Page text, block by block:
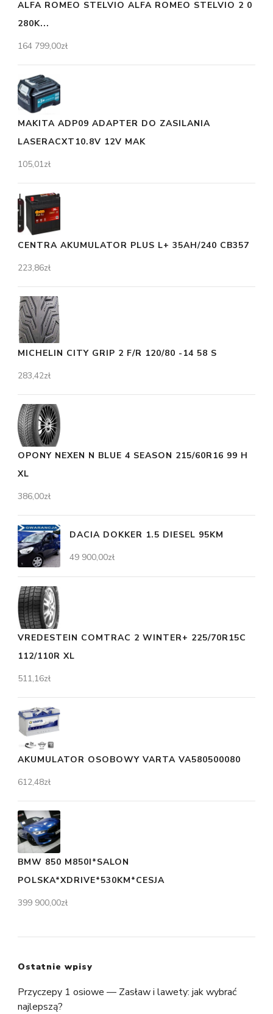
ALFA ROMEO STELVIO ALFA ROMEO STELVIO 2 0
280K...
164 799,00zł
MAKITA ADP09 ADAPTER DO ZASILANIA
LASERACXT10.8V 12V MAK
105,01zł
CENTRA AKUMULATOR PLUS L+ 35AH/240 CB357
223,86zł
MICHELIN CITY GRIP 2 F/R 120/80 -14 58 S
283,42zł
OPONY NEXEN N BLUE 4 SEASON 215/60R16 99 H
XL
386,00zł
DACIA DOKKER 1.5 DIESEL 95KM
49 900,00zł
VREDESTEIN COMTRAC 2 WINTER+ 225/70R15C
112/110R XL
511,16zł
AKUMULATOR OSOBOWY VARTA VA580500080
612,48zł
BMW 850 M850I*SALON
POLSKA*XDRIVE*530KM*CESJA
399 900,00zł
Ostatnie wpisy
Przyczepy 1 osiowe — Zasław i lawety: jak wybrać
najlepszą?